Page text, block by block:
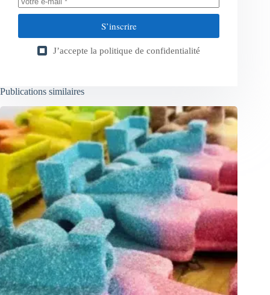
S’inscrire
J’accepte la politique de confidentialité
Publications similaires